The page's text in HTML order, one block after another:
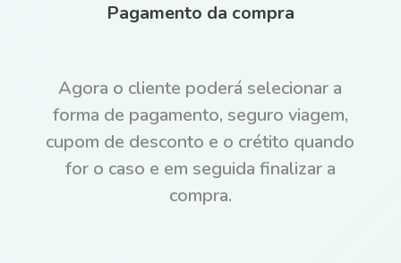
Pagamento da compra
Agora o cliente poderá selecionar a
forma de pagamento, seguro viagem,
cupom de desconto e o crétito quando
for o caso e em seguida finalizar a
compra.